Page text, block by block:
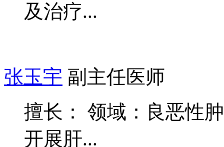
及治疗...
张玉宇 副主任医师
擅长： 领域：良恶性
开展肝...